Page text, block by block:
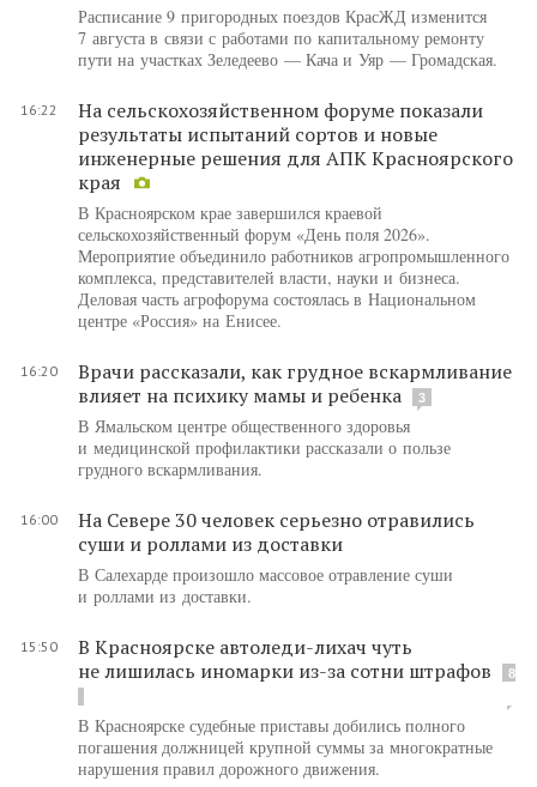
Расписание 9 пригородных поездов КрасЖД изменится
7 августа в связи с работами по капитальному ремонту
пути на участках Зеледеево — Кача и Уяр — Громадская.
16:22
На сельскохозяйственном форуме показали
результаты испытаний сортов и новые
инженерные решения для АПК Красноярского
края
В Красноярском крае завершился краевой
сельскохозяйственный форум «День поля 2026».
Мероприятие объединило работников агропромышленного
комплекса, представителей власти, науки и бизнеса.
Деловая часть агрофорума состоялась в Национальном
центре «Россия» на Енисее.
16:20
Врачи рассказали, как грудное вскармливание
влияет на психику мамы и ребенка
3
В Ямальском центре общественного здоровья
и медицинской профилактики рассказали о пользе
грудного вскармливания.
16:00
На Севере 30 человек серьезно отравились
суши и роллами из доставки
В Салехарде произошло массовое отравление суши
и роллами из доставки.
15:50
В Красноярске автоледи-лихач чуть
не лишилась иномарки из-за сотни штрафов
8
В Красноярске судебные приставы добились полного
погашения должницей крупной суммы за многократные
нарушения правил дорожного движения.